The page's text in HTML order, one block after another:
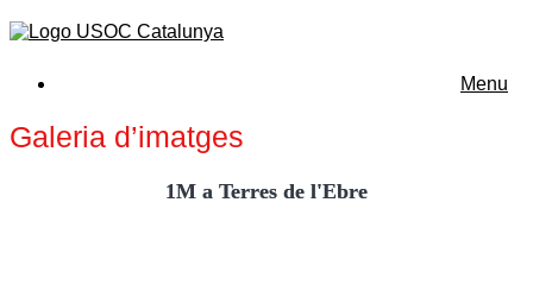
Menu
Galeria d’imatges
1M a Terres de l'Ebre